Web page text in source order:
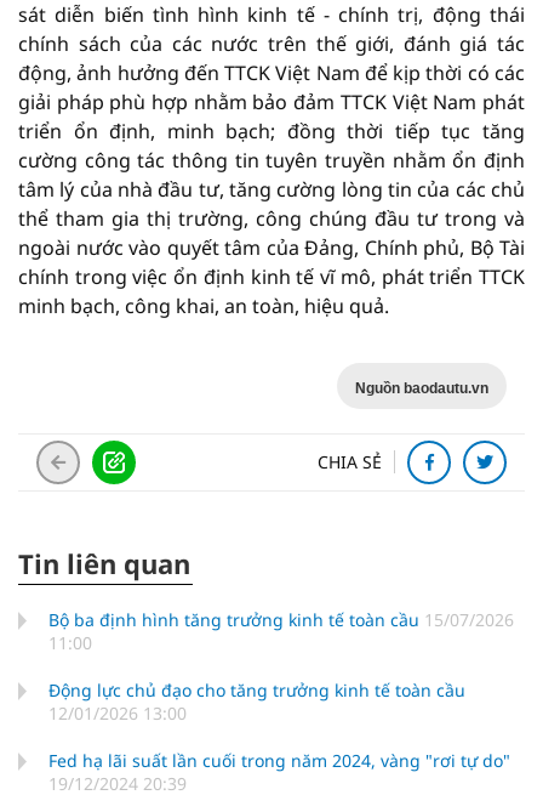
sát diễn biến tình hình kinh tế - chính trị, động thái
chính sách của các nước trên thế giới, đánh giá tác
động, ảnh hưởng đến TTCK Việt Nam để kịp thời có các
giải pháp phù hợp nhằm bảo đảm TTCK Việt Nam phát
triển ổn định, minh bạch; đồng thời tiếp tục tăng
cường công tác thông tin tuyên truyền nhằm ổn định
tâm lý của nhà đầu tư, tăng cường lòng tin của các chủ
thể tham gia thị trường, công chúng đầu tư trong và
ngoài nước vào quyết tâm của Đảng, Chính phủ, Bộ Tài
chính trong việc ổn định kinh tế vĩ mô, phát triển TTCK
minh bạch, công khai, an toàn, hiệu quả.
Nguồn baodautu.vn
CHIA SẺ
Tin liên quan
Bộ ba định hình tăng trưởng kinh tế toàn cầu 15/07/2026
11:00
Động lực chủ đạo cho tăng trưởng kinh tế toàn cầu
12/01/2026 13:00
Fed hạ lãi suất lần cuối trong năm 2024, vàng "rơi tự do"
19/12/2024 20:39